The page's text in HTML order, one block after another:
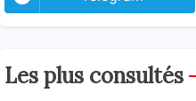
Les plus consultés